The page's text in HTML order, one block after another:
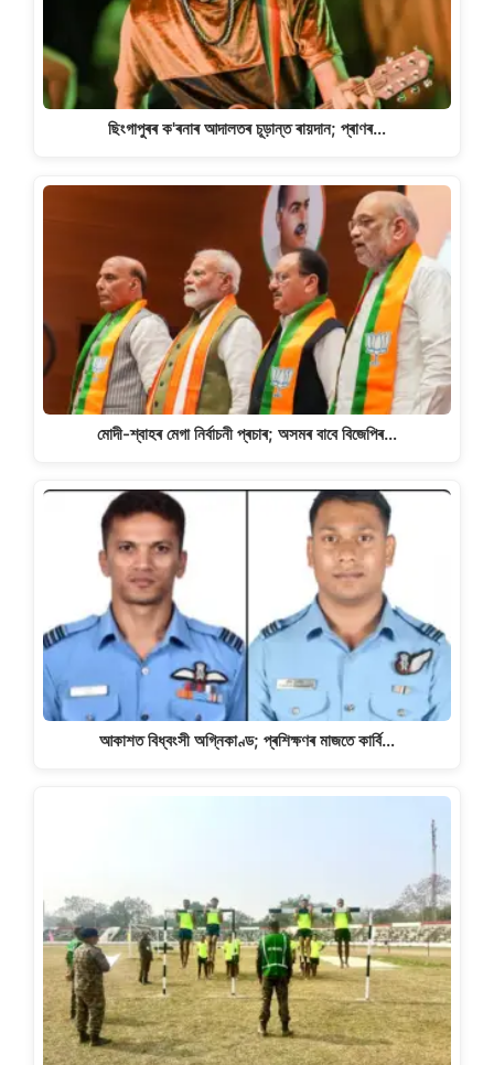
ছিংগাপুৰৰ ক'ৰনাৰ আদালতৰ চূড়ান্ত ৰায়দান; প্ৰাণৰ…
মোদী-শ্বাহৰ মেগা নিৰ্বাচনী প্ৰচাৰ; অসমৰ বাবে বিজেপিৰ…
আকাশত বিধ্বংসী অগ্নিকাণ্ড; প্ৰশিক্ষণৰ মাজতে কাৰ্বি…